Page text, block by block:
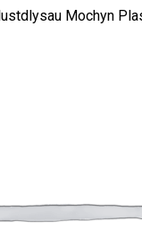
Mochyn